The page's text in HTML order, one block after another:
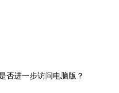
否进一步访问电脑版？